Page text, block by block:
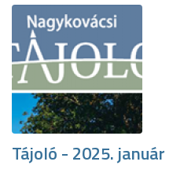
Tájoló - 2025. január